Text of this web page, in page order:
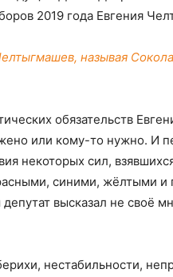
2019 года Евгения
называя
обязательств
или кому-то нужно. И
некоторых сил,
синими, жёлтыми и
высказал не своё
нестабильности,